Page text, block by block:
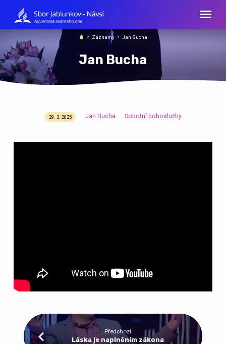
Jan Bucha
Záznamy Jan Bucha
29. 3. 2025 Jan Bucha Sobotní bohoslužby
Předchozí
Láska je naplněním zákona